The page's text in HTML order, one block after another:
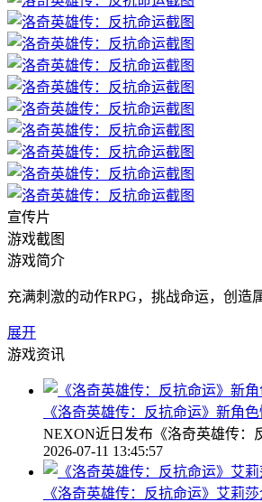
宣传片
游戏截图
游戏简介
充满刺激的动作RPG，挑战命运，创造
展开
游戏资讯
《洛奇英雄传：反抗命运》新角
NEXON近日发布《洛奇英雄传：
2026-07-11 13:45:57
《洛奇英雄传：反抗命运》艾莉